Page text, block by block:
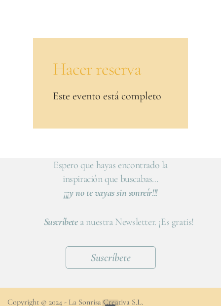
Hacer reserva
Este evento está completo
Espero que hayas encontrado la
inspiración que buscabas…
¡¡¡y no te vayas sin sonreír!!!
Suscríbetea nuestra Newsletter. ¡Es gratis!
Suscríbete
Copyright © 2024 - La Sonrisa Creativa S.L.